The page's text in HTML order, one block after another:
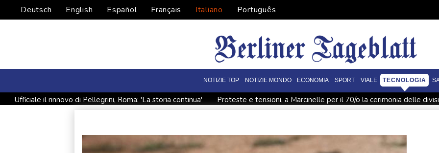
Deutsch English Español Français Italiano Português
NOTIZIE TOP NOTIZIE MONDO ECONOMIA SPORT VIALE TECNOLOGIA
Ufficiale il rinnovo di Pellegrini, Roma: 'La storia continua'
Proteste e tensioni, a Marcinelle per il 70/o la cerimonia delle
Missile colpisce nave emiratina nello Stretto di Hormuz, 'nessun ferito'
Mosca rivendica cattura altra località e attacco a nave